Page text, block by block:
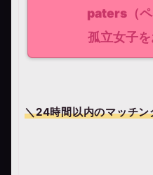
paters（
孤立女子を
＼24時間以内のマッチン